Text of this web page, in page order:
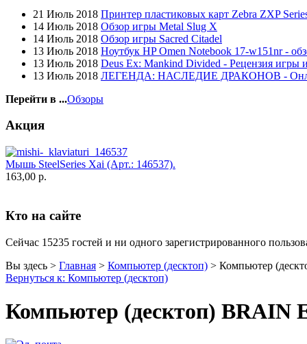
Goclever
Golden field
Grand(5)
Gresso
Hacker(2)
Hp (10)
Htc
Huawei
Impression(17)
Intel
Kme
Logicpower
Majesty
Maxxtro
Microsoft
Msi
21 Июль 2018 Принтер пластиковых карт Zebra ZXP
14 Июль 2018 Обзор игры Metal Slug X
14 Июль 2018 Обзор игры Sacred Citadel
13 Июль 2018 Ноутбук HP Omen Notebook 17-w151nr -
13 Июль 2018 Deus Ex: Mankind Divided - Рецензия игры
13 Июль 2018 ЛЕГЕНДА: НАСЛЕДИЕ ДРАКОНОВ -
Перейти в ...Обзоры
Акция
Мышь SteelSeries Xai (Арт.: 146537).
163,00 р.
Кто на сайте
Сейчас 15235 гостей и ни одного зарегистрированного
Вы здесь > Главная > Компьютер (десктоп) > Компьютер
Вернуться к: Компьютер (десктоп)
Компьютер (десктоп) BRAIN